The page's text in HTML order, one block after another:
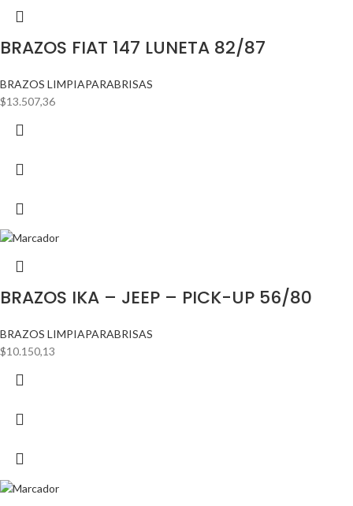
BRAZOS FIAT 147 LUNETA 82/87
BRAZOS LIMPIAPARABRISAS
$13.507,36
BRAZOS IKA – JEEP – PICK-UP 56/80
BRAZOS LIMPIAPARABRISAS
$10.150,13